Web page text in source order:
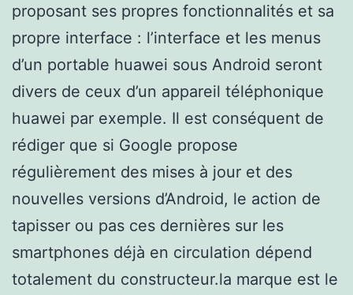
proposant ses propres fonctionnalités et sa
propre interface : l’interface et les menus
d’un portable huawei sous Android seront
divers de ceux d’un appareil téléphonique
huawei par exemple. Il est conséquent de
rédiger que si Google propose
régulièrement des mises à jour et des
nouvelles versions d’Android, le action de
tapisser ou pas ces dernières sur les
smartphones déjà en circulation dépend
totalement du constructeur.la marque est le